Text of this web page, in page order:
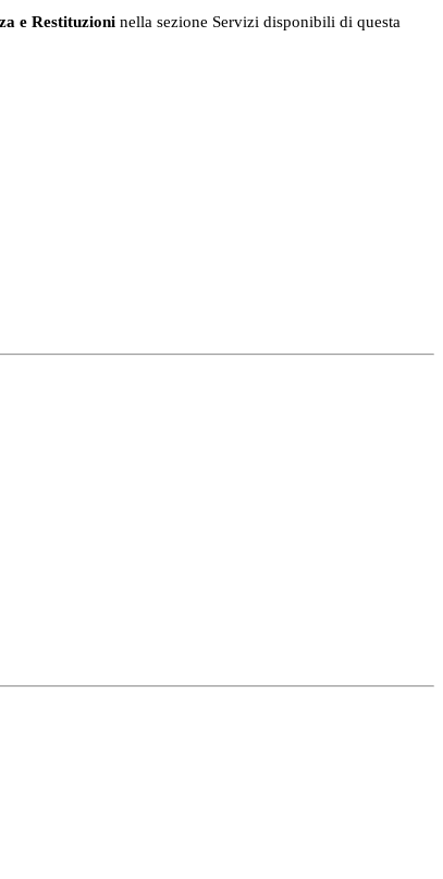
e Restituzioni nella sezione Servizi disponibili di questa